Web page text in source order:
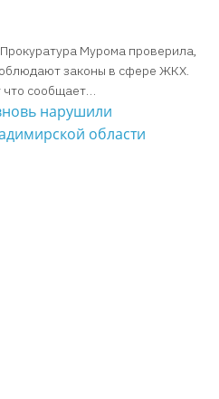
Мурома проверила,
законы в сфере ЖКХ.
что сообщает…